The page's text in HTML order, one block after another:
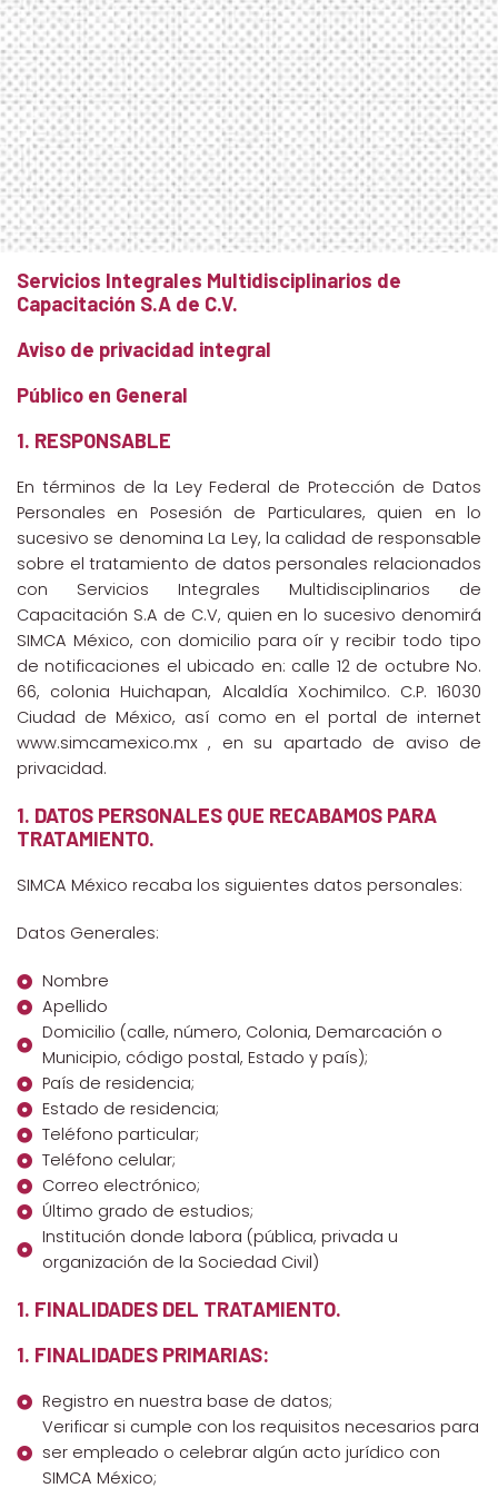
Servicios Integrales Multidisciplinarios de
Capacitación S.A de C.V.
Aviso de privacidad integral
Público en General
1. RESPONSABLE
En términos de la Ley Federal de Protección de Datos
Personales en Posesión de Particulares, quien en lo
sucesivo se denomina La Ley, la calidad de responsable
sobre el tratamiento de datos personales relacionados
con Servicios Integrales Multidisciplinarios de
Capacitación S.A de C.V, quien en lo sucesivo denomirá
SIMCA México, con domicilio para oír y recibir todo tipo
de notificaciones el ubicado en: calle 12 de octubre No.
66, colonia Huichapan, Alcaldía Xochimilco. C.P. 16030
Ciudad de México, así como en el portal de internet
www.simcamexico.mx , en su apartado de aviso de
privacidad.
1. DATOS PERSONALES QUE RECABAMOS PARA
TRATAMIENTO.
SIMCA México recaba los siguientes datos personales:
Datos Generales:
Nombre
Apellido
Domicilio (calle, número, Colonia, Demarcación o
Municipio, código postal, Estado y país);
País de residencia;
Estado de residencia;
Teléfono particular;
Teléfono celular;
Correo electrónico;
Último grado de estudios;
Institución donde labora (pública, privada u
organización de la Sociedad Civil)
1. FINALIDADES DEL TRATAMIENTO.
1. FINALIDADES PRIMARIAS:
Registro en nuestra base de datos;
Verificar si cumple con los requisitos necesarios para
ser empleado o celebrar algún acto jurídico con
SIMCA México;